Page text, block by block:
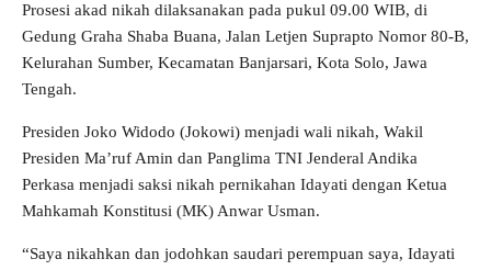
Prosesi akad nikah dilaksanakan pada pukul 09.00 WIB, di
Gedung Graha Shaba Buana, Jalan Letjen Suprapto Nomor 80-B,
Kelurahan Sumber, Kecamatan Banjarsari, Kota Solo, Jawa
Tengah.
Presiden Joko Widodo (Jokowi) menjadi wali nikah, Wakil
Presiden Ma’ruf Amin dan Panglima TNI Jenderal Andika
Perkasa menjadi saksi nikah pernikahan Idayati dengan Ketua
Mahkamah Konstitusi (MK) Anwar Usman.
“Saya nikahkan dan jodohkan saudari perempuan saya, Idayati